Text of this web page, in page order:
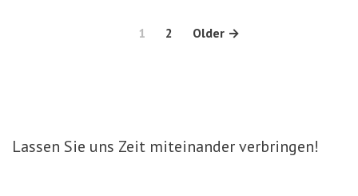
Seitennummerierung
1 2 Older →
Lassen Sie uns Zeit miteinander verbringen!